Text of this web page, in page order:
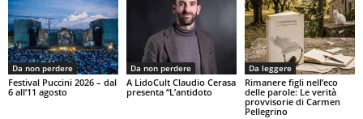
Da non perdere
Festival Puccini 2026 – dal
6 all’11 agosto
Da non perdere
A LidoCult Claudio Cerasa
presenta “L’antidoto
Da leggere
Rimanere figli nell’eco
delle parole: Le verità
provvisorie di Carmen
Pellegrino